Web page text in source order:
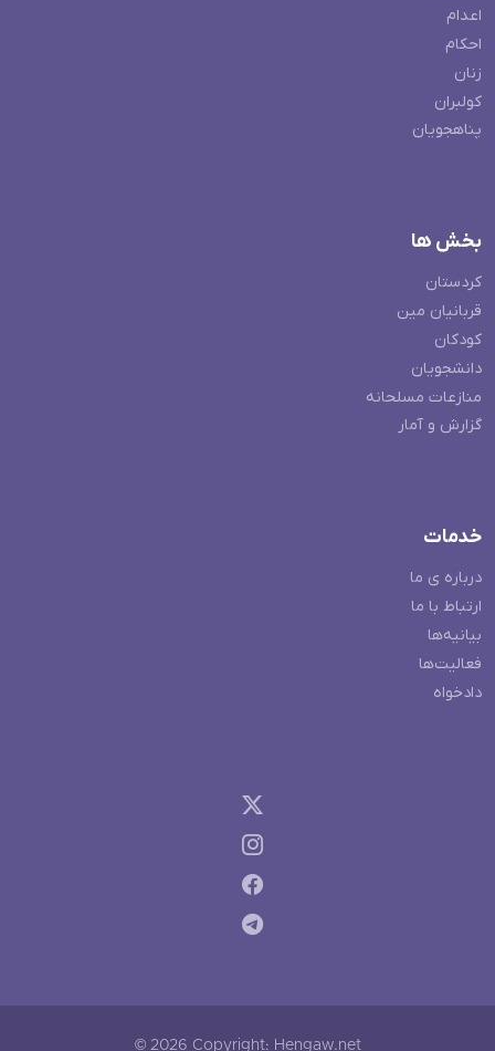
اعدام
احکام
زنان
کولبران
پناهجویان
بخش ها
کردستان
قربانیان مین
کودکان
دانشجویان
منازعات مسلحانه
گزارش و آمار
خدمات
درباره ی ما
ارتباط با ما
بیانیه‌ها
فعالیت‌ها
دادخواه
© 2026 Copyright: Hengaw.net